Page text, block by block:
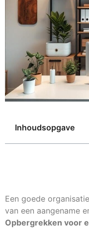
Inhoudsopgave
Een goede
van een aangename
Opbergrekken voor